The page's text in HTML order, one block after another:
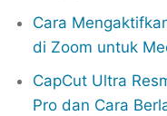
Cara
di Zoom untuk
CapCut Ultra
Pro dan Cara